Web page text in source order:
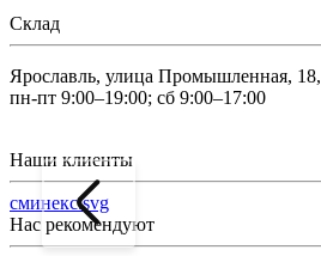
Склад
Ярославль, улица Промышленная, 18,
пн-пт 9:00–19:00; сб 9:00–17:00
Наши клиенты
сминекс.svg
Нас рекомендуют